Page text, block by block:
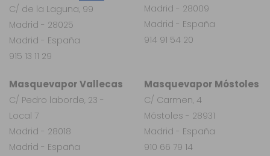
C/ de la Laguna, 99
Madrid - 28025
Madrid - España
915 13 11 29
Masquevapor Vallecas
C/ Pedro laborde, 23 -
Local 7
Madrid - 28018
Madrid - España
Masquevapor Móstoles
C/ Carmen, 4
Móstoles - 28931
Madrid - España
910 66 79 14
Madrid - 28009
Madrid - España
914 91 54 20